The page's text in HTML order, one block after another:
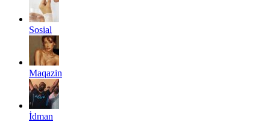
Sosial
Maqazin
İdman